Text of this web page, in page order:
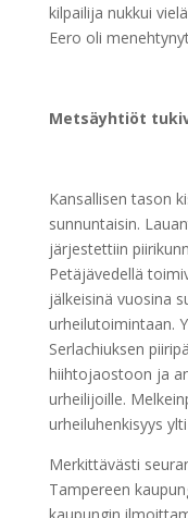
kilpailija nukkui
Eero oli
Metsäyhtiöt
Kansallisen tason
sunnuntaisin.
järjestettiin
Petäjävedellä
jälkeisinä vuosina
urheilutoimintaan.
Serlachiuksen
hiihtojaostoon ja
urheilijoille.
urheiluhenkisyys
Merkittävästi
Tampereen